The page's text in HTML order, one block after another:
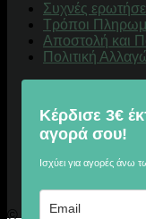
Συχνές
Τρόποι
Αποστολή και
Πολιτική
Κέρδισε 3€
αγορά σου!
Ισχύει για αγορές άνω
© 2026 Digitalu.gr